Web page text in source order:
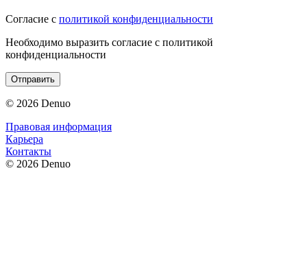
Согласие с политикой конфиденциальности
Необходимо выразить согласие с политикой
конфиденциальности
Отправить
© 2026 Denuo
Правовая информация
Карьера
Контакты
© 2026 Denuo